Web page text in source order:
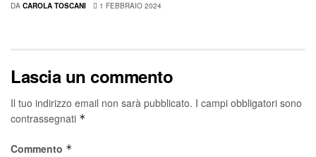
DA CAROLA TOSCANI 1 FEBBRAIO 2024
Lascia un commento
Il tuo indirizzo email non sarà pubblicato. I campi obbligatori sono
contrassegnati *
Commento *